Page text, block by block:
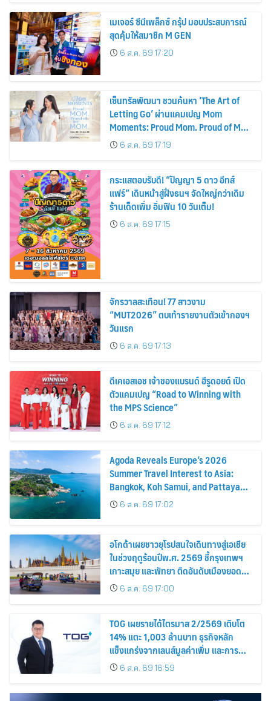
เมเจอร์ ซีนีเพล็กซ์ กรุ้ป มอบประสบการณ์
สุดคุ้มให้สมาชิก M GEN
6 ส.ค. 69 17:20
เซ็นทรัลพัฒนา ชวนค้นหา ‘The Art of
Letting Go’ ผ่านแคมเปญ Mom
Moments: Proud Mom. Proud of My
Mom.6 ส.ค. 69 17:19
กระแสตอบรับดี! “ปัญญา 5 ดาว อีทส์
แฟร์” เดินหน้าสู่ฝั่งธนฯ จัดใหญ่กว่าเดิม
ร้านเด็ดเพิ่ม อิ่มฟิน 10 วันเต็ม!
6 ส.ค. 69 17:15
จักรวาลสะเทือน! 77 สาวงาม
“MUT2026” ตบเท้ารายงานตัวเข้ากองฯ
วันแรก
6 ส.ค. 69 17:13
ดีเคเอสเอช เจ้าของแบรนด์ ฮีรูดอยด์ เปิด
ตัวแคมเปญ “Road to Winning with
the MPS Science”
6 ส.ค. 69 17:12
Agoda Reveals Europe’s 2026
Summer Travel Interest to Asia:
Bangkok, Koh Samui, and Pattaya
Among the Top Cities
6 ส.ค. 69 17:02
อโกด้าเผยชาวยุโรปสนใจเดินทางสู่เอเชีย
ในช่วงฤดูร้อนปีพ.ศ. 2569 ชี้กรุงเทพฯ
เกาะสมุย และพัทยา ติดอันดับเมืองยอด
นิยม6 ส.ค. 69 17:00
TOG เผยรายได้ไตรมาส 2/2569 เติบโต
14% แตะ 1,003 ล้านบาท ธุรกิจหลัก
แข็งแกร่งจากเลนส์มูลค่าเพิ่ม และการ
ขยายตลาดต่างประเทศ พร้อมเดินหน้า
ลงทุนเพื่อการเติบโตระยะยาว
6 ส.ค. 69 16:59